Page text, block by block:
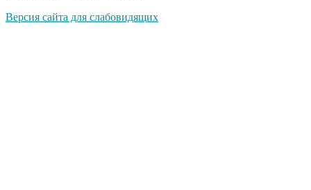
Версия сайта для слабовидящих